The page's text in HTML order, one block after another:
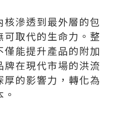
滲透到最外層的包
取代的生命力。整
能提升產品的附加
在現代市場的洪流
的影響力，轉化為